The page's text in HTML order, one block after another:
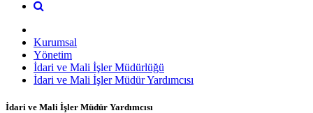
Kurumsal
Yönetim
İdari ve Mali İşler Müdürlüğü
İdari ve Mali İşler Müdür Yardımcısı
İdari ve Mali İşler Müdür Yardımcısı